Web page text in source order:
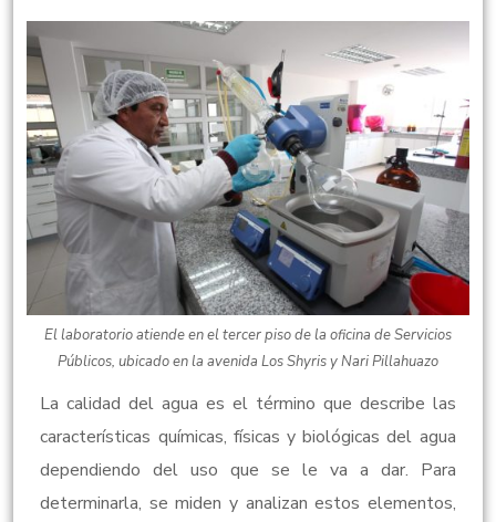
El laboratorio atiende en el tercer piso de la oficina de Servicios
Públicos, ubicado en la avenida Los Shyris y Nari Pillahuazo
La calidad del agua es el término que describe las
características químicas, físicas y biológicas del agua
dependiendo del uso que se le va a dar. Para
determinarla, se miden y analizan estos elementos,